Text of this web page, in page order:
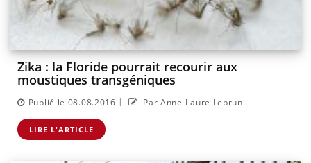
Zika : la Floride pourrait recourir aux
moustiques transgéniques
Publié le 08.08.2016 | Par Anne-Laure Lebrun
LIRE L'ARTICLE